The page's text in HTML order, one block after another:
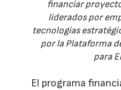
financiar
liderados por
tecnologías
por la Plataforma
para
El programa